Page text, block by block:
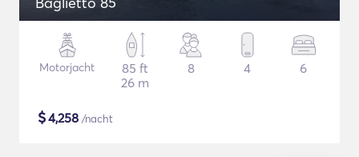
Motorjacht
85 ft
26 m
8 4 6
$4,258 /nacht